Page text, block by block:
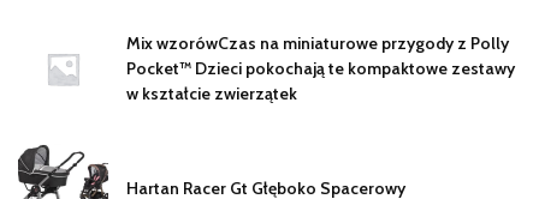
Mix wzorówCzas na miniaturowe przygody z Polly
Pocket™ Dzieci pokochają te kompaktowe zestawy
w kształcie zwierzątek
Hartan Racer Gt Głęboko Spacerowy